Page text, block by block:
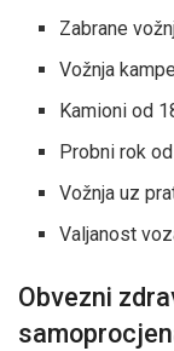
Zabrane
Vožnja
Kamioni od
Probni rok
Vožnja uz
Valjanost
Obvezni